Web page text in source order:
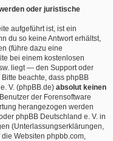
oder juristische
aufgeführt ist, ist ein
du so keine Antwort erhältst,
(führe dazu eine
bei einem kostenlosen
liegt — den Support oder
beachte, dass phpBB
V. (phpBB.de) absolut keinen
der Forensoftware
herangezogen werden
phpBB Deutschland e. V. in
(Unterlassungserklärungen,
die Websiten phpbb.com,